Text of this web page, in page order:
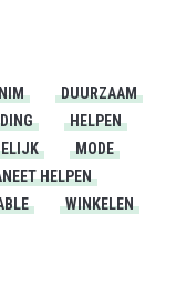
DUURZAAM
HELPEN
MODE
HELPEN
WINKELEN